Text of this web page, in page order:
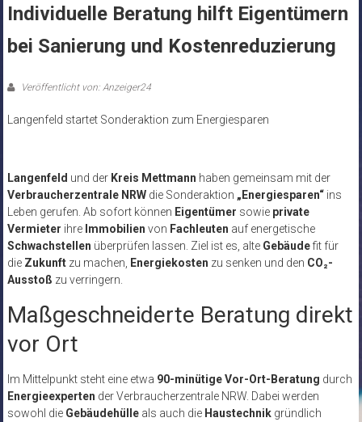
Individuelle Beratung hilft Eigentümern
bei Sanierung und Kostenreduzierung
Veröffentlicht von: Anzeiger24
Langenfeld startet Sonderaktion zum Energiesparen
Langenfeld und der Kreis Mettmann haben gemeinsam mit der
Verbraucherzentrale NRWdie Sonderaktion „Energiesparen“ins
Leben gerufen. Ab sofort können Eigentümer sowie private
Vermieter ihre Immobilien von Fachleuten auf energetische
Schwachstellen überprüfen lassen. Ziel ist es, alte Gebäudefit für
die Zukunftzu machen, Energiekosten zu senken und den CO₂-
Ausstoß zu verringern.
Maßgeschneiderte Beratung direkt
vor Ort
Im Mittelpunkt steht eine etwa 90-minütige Vor-Ort-Beratung durch
Energieexperten der Verbraucherzentrale NRW. Dabei werden
sowohl die Gebäudehülleals auch die Haustechnikgründlich